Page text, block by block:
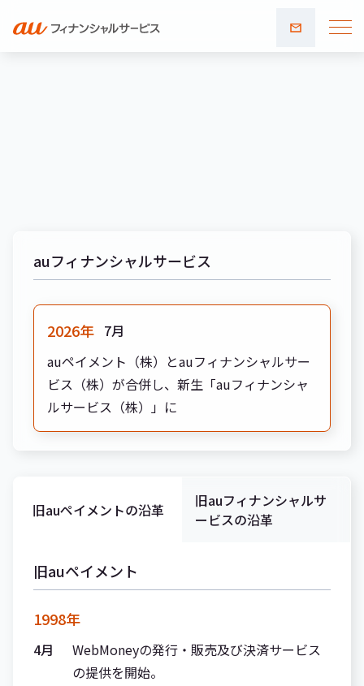
合わせ
auフィナンシャルサービス
2026年 7月
auペイメント（株）とauフィナンシャルサー
ビス（株）が合併し、新生「auフィナンシャ
ルサービス（株）」に
旧auペイメントの沿革
旧auフィナンシャルサ
ービスの沿革
旧auペイメント
1998年
4月
WebMoneyの発行・販売及び決済サービス
の提供を開始。